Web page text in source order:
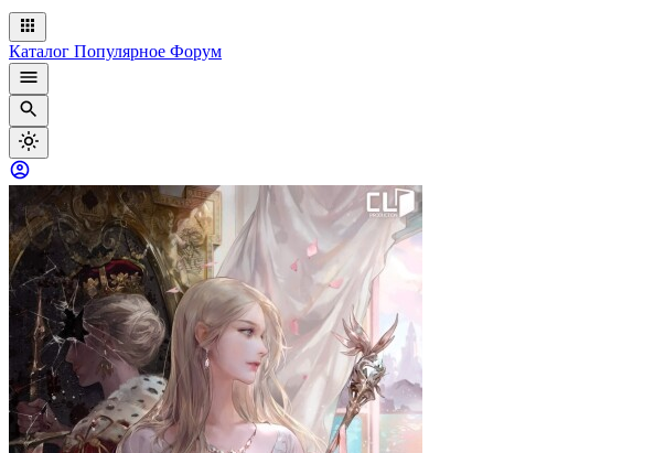
Каталог Популярное Форум